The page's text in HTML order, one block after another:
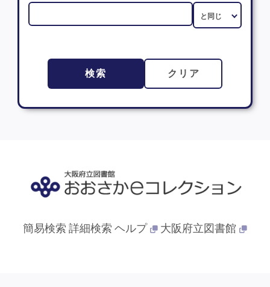
検索 クリア
簡易検索 詳細検索 ヘルプ 大阪府立図書館